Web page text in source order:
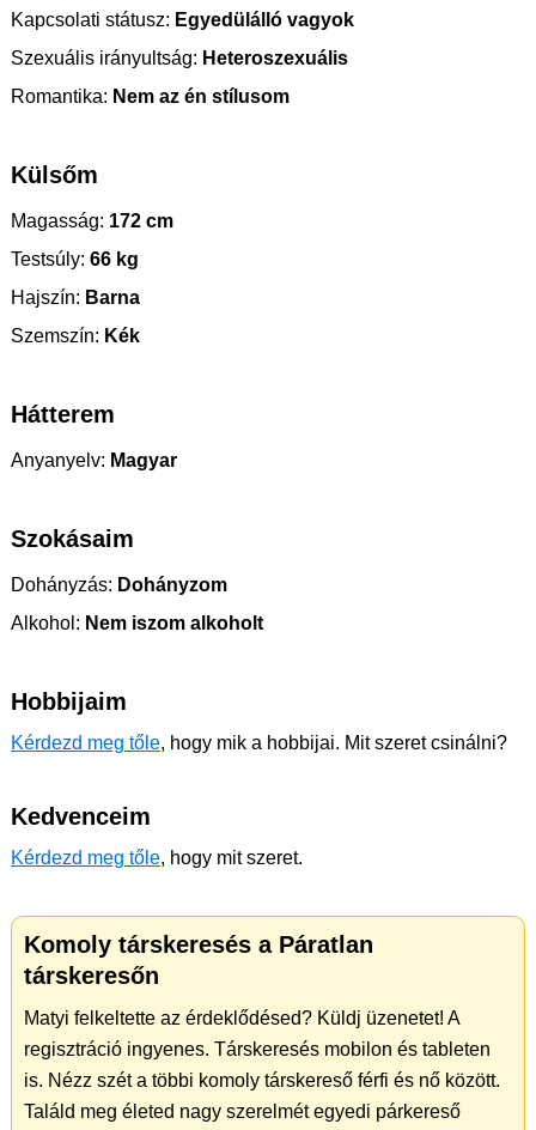
Kapcsolati státusz: Egyedülálló vagyok
Szexuális irányultság: Heteroszexuális
Romantika: Nem az én stílusom
Külsőm
Magasság: 172 cm
Testsúly: 66 kg
Hajszín: Barna
Szemszín: Kék
Hátterem
Anyanyelv: Magyar
Szokásaim
Dohányzás: Dohányzom
Alkohol: Nem iszom alkoholt
Hobbijaim
Kérdezd meg tőle, hogy mik a hobbijai. Mit szeret csinálni?
Kedvenceim
Kérdezd meg tőle, hogy mit szeret.
Komoly társkeresés a Páratlan
társkeresőn
Matyi felkeltette az érdeklődésed? Küldj üzenetet! A
regisztráció ingyenes. Társkeresés mobilon és tableten
is. Nézz szét a többi komoly társkereső férfi és nő között.
Találd meg életed nagy szerelmét egyedi párkereső